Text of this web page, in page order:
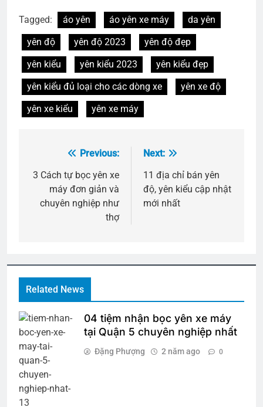
Tagged: áo yên áo yên xe máy
da yên
yên độ
yên độ 2023
yên độ đẹp
yên kiểu
yên kiểu 2023
yên kiểu đẹp
yên kiểu đủ loại cho các dòng xe
yên xe độ
yên xe kiểu
yên xe máy
hướng
bài
Previous:
3 Cách tự bọc yên xe
máy đơn giản và
chuyên nghiệp như
thợ
Next:
11 địa chỉ bán yên
độ, yên kiểu cập nhật
mới nhất
Related News
04 tiệm nhận bọc yên xe máy
tại Quận 5 chuyên nghiệp nhất
Đặng Phượng 2 năm ago 0